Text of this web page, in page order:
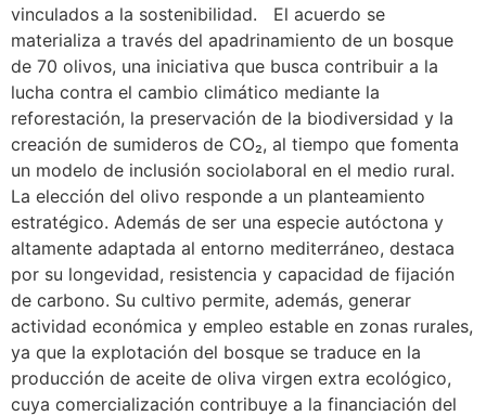
vinculados a la sostenibilidad. El acuerdo se
materializa a través del apadrinamiento de un bosque
de 70 olivos, una iniciativa que busca contribuir a la
lucha contra el cambio climático mediante la
reforestación, la preservación de la biodiversidad y la
creación de sumideros de CO₂, al tiempo que fomenta
un modelo de inclusión sociolaboral en el medio rural.
La elección del olivo responde a un planteamiento
estratégico. Además de ser una especie autóctona y
altamente adaptada al entorno mediterráneo, destaca
por su longevidad, resistencia y capacidad de fijación
de carbono. Su cultivo permite, además, generar
actividad económica y empleo estable en zonas rurales,
ya que la explotación del bosque se traduce en la
producción de aceite de oliva virgen extra ecológico,
cuya comercialización contribuye a la financiación del